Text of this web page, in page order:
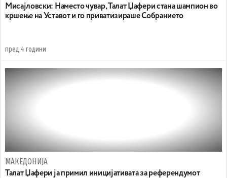
Мисајловски: Наместо чувар, Талат Џафери стана шампион во
кршење на Уставот и го приватизираше Собранието
пред 4 години
МАКЕДОНИЈА
Талат Џафери ја примил иницијативата за референдумот